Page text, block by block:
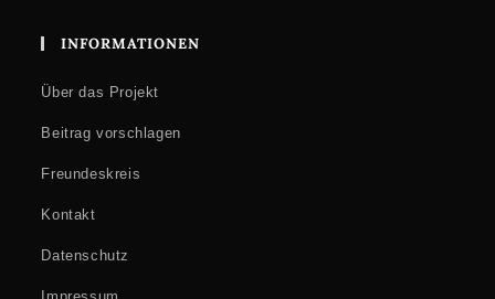
INFORMATIONEN
Über das Projekt
Beitrag vorschlagen
Freundeskreis
Kontakt
Datenschutz